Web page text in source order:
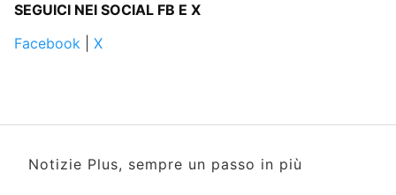
SEGUICI NEI SOCIAL FB E X
Facebook
X
Notizie Plus, sempre un passo in più